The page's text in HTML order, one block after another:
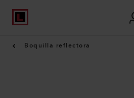
Boquilla reflectora